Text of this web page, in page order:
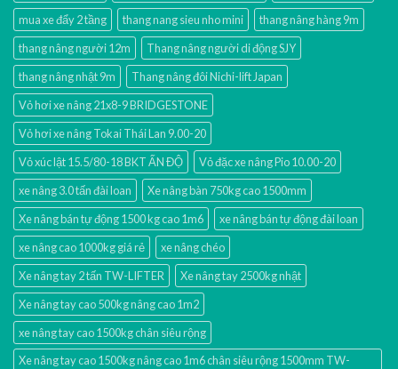
mua xe đẩy 2 tầng
thang nang sieu nho mini
thang nâng hàng 9m
thang nâng người 12m
Thang nâng người di động SJY
thang nâng nhật 9m
Thang nâng đôi Nichi-lift Japan
Vỏ hơi xe nâng 21x8-9 BRIDGESTONE
Vỏ hơi xe nâng Tokai Thái Lan 9.00-20
Vỏ xúc lật 15.5/80-18 BKT ẤN ĐỘ
Vỏ đặc xe nâng Pio 10.00-20
xe nâng 3.0 tấn đài loan
Xe nâng bàn 750kg cao 1500mm
Xe nâng bán tự động 1500 kg cao 1m6
xe nâng bán tự động đài loan
xe nâng cao 1000kg giá rẻ
xe nâng chéo
Xe nâng tay 2 tấn TW-LIFTER
Xe nâng tay 2500kg nhật
Xe nâng tay cao 500kg nâng cao 1m2
xe nâng tay cao 1500kg chân siêu rộng
Xe nâng tay cao 1500kg nâng cao 1m6 chân siêu rộng 1500mm TW-